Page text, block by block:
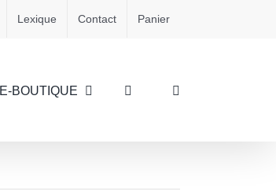
Lexique Contact Panier
E-BOUTIQUE